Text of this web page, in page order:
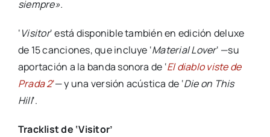
siempre».
‘Visitor‘ está disponible también en edición deluxe
de 15 canciones, que incluye ‘Material Lover‘ —su
aportación a la banda sonora de ‘El diablo viste de
Prada 2‘— y una versión acústica de ‘Die on This
Hill‘.
Tracklist de ‘Visitor’